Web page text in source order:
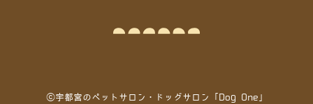
ⓒ宇都宮のペットサロン・ドッグサロン「Dog One」